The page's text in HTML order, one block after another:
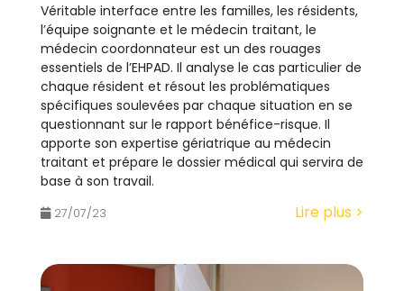
Véritable interface entre les familles, les résidents,
l’équipe soignante et le médecin traitant, le
médecin coordonnateur est un des rouages
essentiels de l’EHPAD. Il analyse le cas particulier de
chaque résident et résout les problématiques
spécifiques soulevées par chaque situation en se
questionnant sur le rapport bénéfice-risque. Il
apporte son expertise gériatrique au médecin
traitant et prépare le dossier médical qui servira de
base à son travail.
27/07/23 Lire plus >